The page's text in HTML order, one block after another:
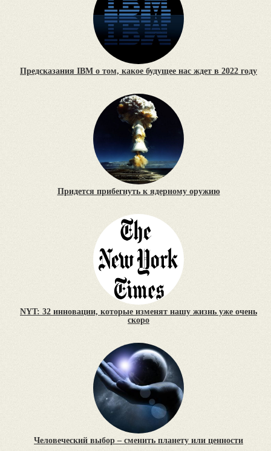
Предсказания IBM о том, какое будущее нас ждет в 2022 году
Придется прибегнуть к ядерному оружию
NYT: 32 инновации, которые изменят нашу жизнь уже очень
скоро
Человеческий выбор – сменить планету или ценности